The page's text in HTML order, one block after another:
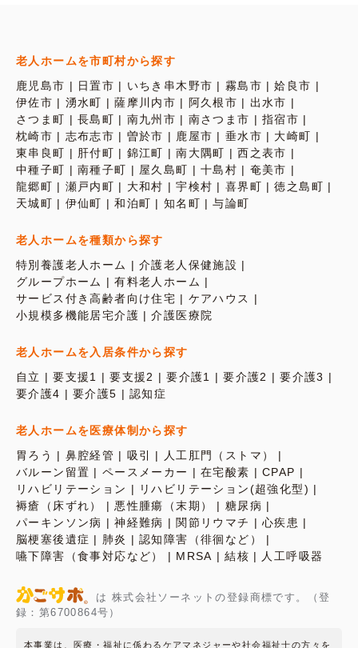
老人ホームを市町村から探す
鹿児島市
日置市 いちき串木野市 霧島市
姶良市
伊佐市
湧水町 薩摩川内市 阿久根市
出水市
さつま町
長島町 南九州市 南さつま市
指宿市
枕崎市
志布志市 曽於市 鹿屋市 垂水市
大崎町
東串良町
肝付町 錦江町 南大隅町
西之表市
中種子町
南種子町 屋久島町 十島村
奄美市
龍郷町
瀬戸内町 大和村 宇検村 喜界町
徳之島町
天城町
伊仙町 和泊町 知名町 与論町
老人ホームを種類から探す
特別養護老人ホーム
介護老人保健施設
グループホーム
有料老人ホーム
サービス付き高齢者向け住宅
ケアハウス
小規模多機能居宅介護
介護医療院
老人ホームを入居条件から探す
自立
要支援1 要支援2 要介護1 要介護2
要介護3
要介護4
要介護5 認知症
老人ホームを医療体制から探す
胃ろう
鼻腔経管 吸引
人工肛門（ストマ）
バルーン留置
ペースメーカー 在宅酸素
CPAP
リハビリテーション
リハビリテーション(超強化型)
褥瘡（床ずれ）
悪性腫瘍（末期）
糖尿病
パーキンソン病
神経難病 関節リウマチ
心疾患
脳梗塞後遺症
肺炎
認知障害（徘徊など）
嚥下障害（食事対応など）
MRSA 結核 人工呼吸器
は 株式会社ソーネットの登録商標です。（登
録：第6700864号）
本事業は、医療・福祉に係わるケアマネジャーや社会福祉士の方々を